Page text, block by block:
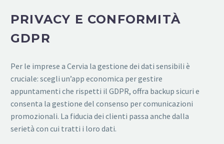
PRIVACY E CONFORMITÀ
GDPR
Per le imprese a Cervia la gestione dei dati sensibili è
cruciale: scegli un’app economica per gestire
appuntamenti che rispetti il GDPR, offra backup sicuri e
consenta la gestione del consenso per comunicazioni
promozionali. La fiducia dei clienti passa anche dalla
serietà con cui tratti i loro dati.